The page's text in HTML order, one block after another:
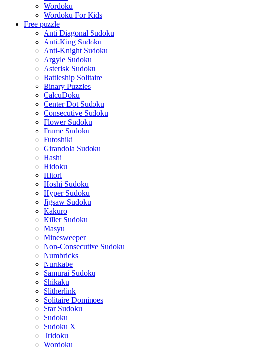
Wordoku
Wordoku For Kids
Free puzzle
Anti Diagonal Sudoku
Anti-King Sudoku
Anti-Knight Sudoku
Argyle Sudoku
Asterisk Sudoku
Battleship Solitaire
Binary Puzzles
CalcuDoku
Center Dot Sudoku
Consecutive Sudoku
Flower Sudoku
Frame Sudoku
Futoshiki
Girandola Sudoku
Hashi
Hidoku
Hitori
Hoshi Sudoku
Hyper Sudoku
Jigsaw Sudoku
Kakuro
Killer Sudoku
Masyu
Minesweeper
Non-Consecutive Sudoku
Numbricks
Nurikabe
Samurai Sudoku
Shikaku
Slitherlink
Solitaire Dominoes
Star Sudoku
Sudoku
Sudoku X
Tridoku
Wordoku